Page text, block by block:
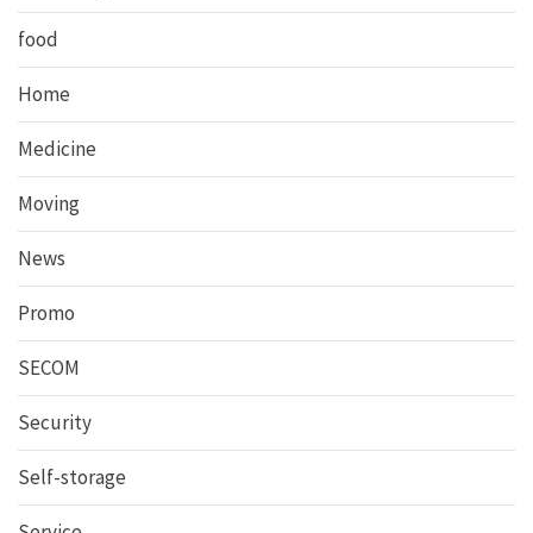
food
Home
Medicine
Moving
News
Promo
SECOM
Security
Self-storage